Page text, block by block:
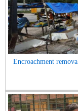
Encroachment